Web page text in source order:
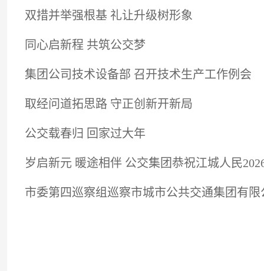
双措并举强根基 礼让升级树形象
同心启新程 共筑公交梦
集团公司技术设备部 召开技术生产工作例会
取经问道拓思路 守正创新开新局
公交载春归 回家过大年
岁启新元 暖途相伴 公交集团恭祝江城人民
市委第四巡察组巡察市城市公共交通集团有